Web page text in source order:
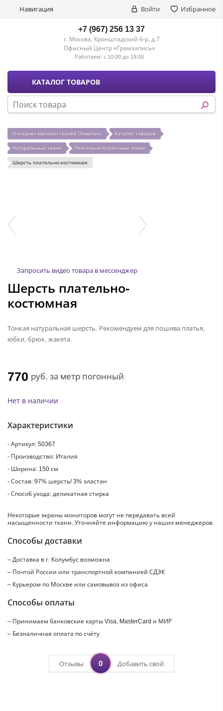
Навигация Войти Избранное
+7 (967) 256 13 37
г. Москва, Кронштадский б-р, д.7
Офисный Центр «Грамзапись»
Работаем: с 10:00 до 19:00
КАТАЛОГ ТОВАРОВ
Интернет-магазин тканей Олматекс Каталог товаров
Натуральные ткани Плательно-блузочные ткани
Шерсть плательно-костюмная
Запросить видео товара в мессенджер
Шерсть плательно-
костюмная
Тонкая натуральная шерсть. Рекомендуем для пошива платья,
юбки, брюк, жакета.
770 руб. за метр погонный
Нет в наличии
Характеристики
- Артикул: 50367
- Производство: Италия
- Ширина: 150 см
- Состав: 97% шерсть/ 3% эластан
- Способ ухода: деликатная стирка
Некоторые экраны мониторов могут не передавать всей
насыщенности ткани. Уточняйте информацию у наших менеджеров.
Способы доставки
– Доставка в г. Колумбус возможна
– Почтой России или транспортной компанией СДЭК
– Курьером по Москве или самовывоз из офиса
Способы оплаты
– Принимаем банковские карты Visa, MasterCard и МИР
– Безналичная оплата по счёту
Отзывы 0 Добавить свой